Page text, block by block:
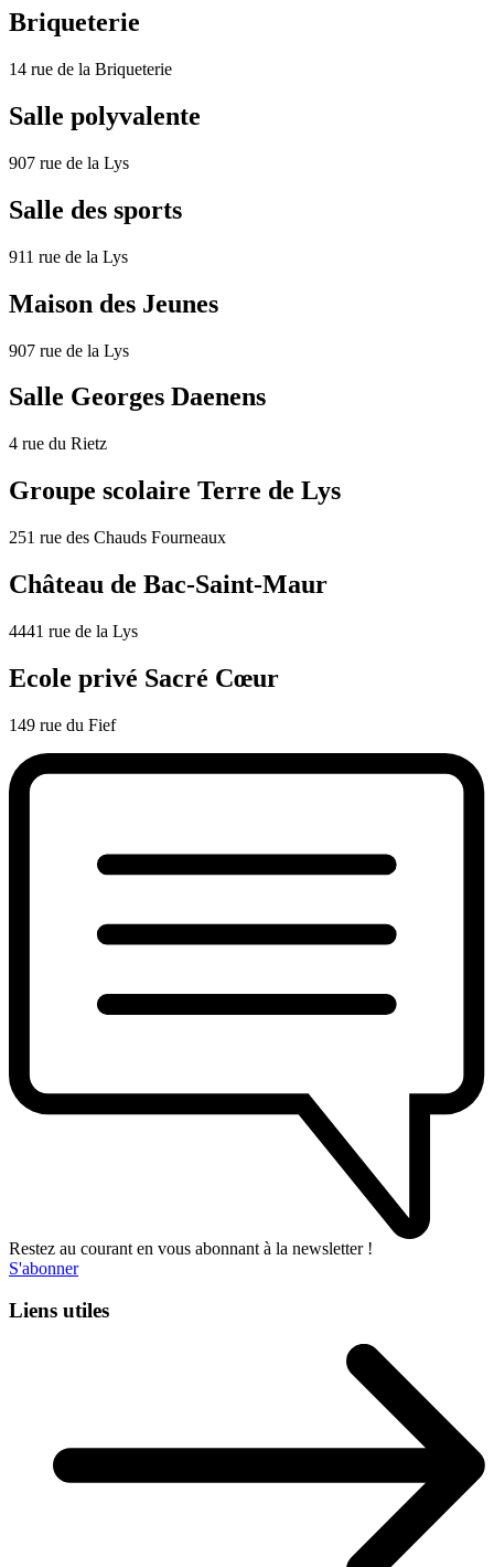
Briqueterie
14 rue de la Briqueterie
Salle polyvalente
907 rue de la Lys
Salle des sports
911 rue de la Lys
Maison des Jeunes
907 rue de la Lys
Salle Georges Daenens
4 rue du Rietz
Groupe scolaire Terre de Lys
251 rue des Chauds Fourneaux
Château de Bac-Saint-Maur
4441 rue de la Lys
Ecole privé Sacré Cœur
149 rue du Fief
Restez au courant en vous abonnant à la newsletter !
S'abonner
Liens utiles